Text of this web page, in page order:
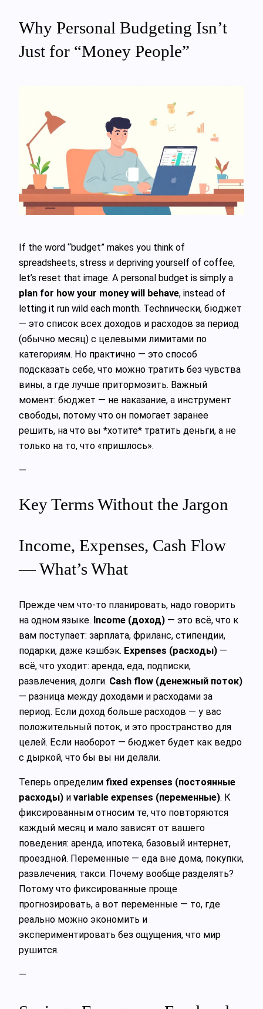
Why Personal Budgeting Isn’t
Just for “Money People”
If the word “budget” makes you think of
spreadsheets, stress и depriving yourself of coffee,
let’s reset that image. A personal budget is simply a
plan for how your money will behave, instead of
letting it run wild each month. Technически, бюджет
— это список всех доходов и расходов за период
(обычно месяц) с целевыми лимитами по
категориям. Но практично — это способ
подсказать себе, что можно тратить без чувства
вины, а где лучше притормозить. Важный
момент: бюджет — не наказание, а инструмент
свободы, потому что он помогает заранее
решить, на что вы *хотите* тратить деньги, а не
только на то, что «пришлось».
—
Key Terms Without the Jargon
Income, Expenses, Cash Flow
— What’s What
Прежде чем что-то планировать, надо говорить
на одном языке. Income (доход) — это всё, что к
вам поступает: зарплата, фриланс, стипендии,
подарки, даже кэшбэк. Expenses (расходы) —
всё, что уходит: аренда, еда, подписки,
развлечения, долги. Cash flow (денежный поток)
— разница между доходами и расходами за
период. Если доход больше расходов — у вас
положительный поток, и это пространство для
целей. Если наоборот — бюджет будет как ведро
с дыркой, что бы вы ни делали.
Теперь определим fixed expenses (постоянные
расходы) и variable expenses (переменные). К
фиксированным относим те, что повторяются
каждый месяц и мало зависят от вашего
поведения: аренда, ипотека, базовый интернет,
проездной. Переменные — еда вне дома, покупки,
развлечения, такси. Почему вообще разделять?
Потому что фиксированные проще
прогнозировать, а вот переменные — то, где
реально можно экономить и
экспериментировать без ощущения, что мир
рушится.
—